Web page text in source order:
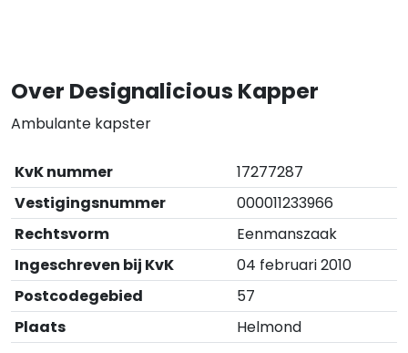
Over Designalicious Kapper
Ambulante kapster
KvK nummer
17277287
Vestigingsnummer
000011233966
Rechtsvorm
Eenmanszaak
Ingeschreven bij KvK
04 februari 2010
Postcodegebied
57
Plaats
Helmond